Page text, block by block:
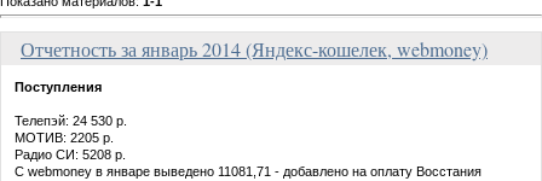
Отчетность за январь 2014 (Яндекс-кошелек, webmoney)
Поступления
Телепэй: 24 530 р.
МОТИВ: 2205 р.
Радио СИ: 5208 р.
С webmoney в январе выведено 11081,71 - добавлено на оплату Восстания